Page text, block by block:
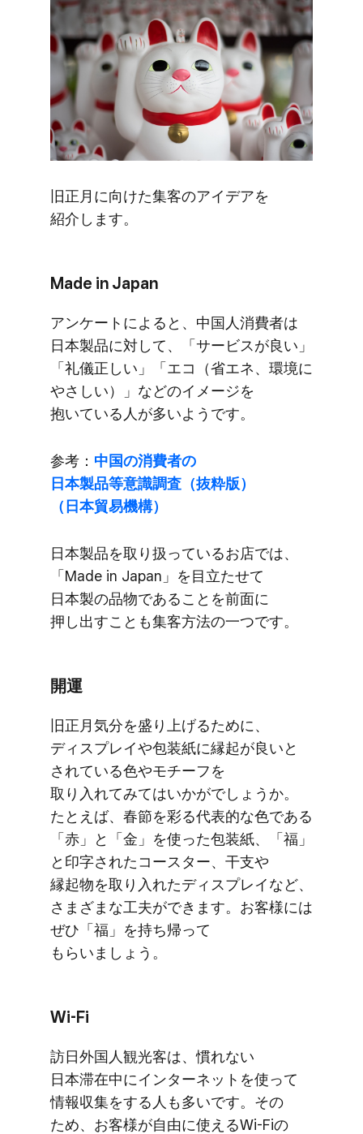
旧正月に​向けた​集客の​アイデアを​
紹介します。
Made in Japan
アンケートに​よると、​中国人消費者は​
日本製品に​対して、​「サービスが​良い」​
「礼儀正しい」​「エコ​（省エネ、​環境に​
やさしい）」などの​イメージを​
抱いている​人が​多いようです。
参考： 中国の​消費者の​
日本製品等意識調査​（抜粋版）​
（日本貿易機構）
日本製品を​取り扱っている​お店では、​
「Made in Japan」を​目立たせて​
日本製の​品物である​ことを​前面に​
押し出すことも​集客方​法の​一つです。
開運
旧正月気分を​盛り上げる​ために、​
ディスプレイや​包装紙に​縁起が​良いと​
されている​色や​モチーフを​
取り入れてみては​いかがでしょうか。​
たとえば、​春節を​彩る​代表的な色である​
「赤」と​「金」を​使った​包装紙、​「福」
と​印字された​コースター、​干支や​
縁起物を​取り入れた​ディスプレイなど、​
さまざまな​工夫が​できます。​お客様には​
ぜひ​「福」を​持ち帰って​
もらいましょう。
Wi-Fi
訪日外国人観光客は、​慣れない​
日本滞在中に​インターネットを​使って​
情報収集を​する​人も​多いです。​その​
ため、​お客様が​自由に​使える​Wi-Fiの​